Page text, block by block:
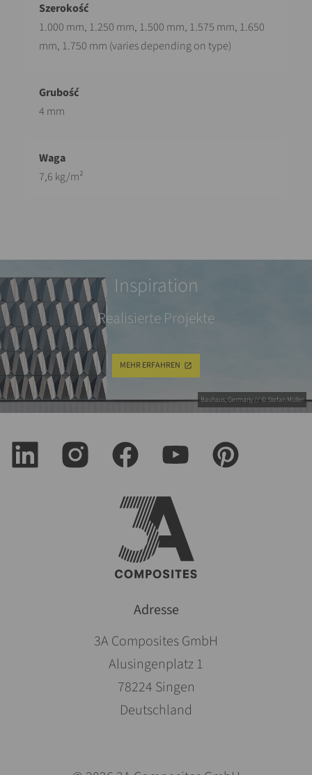
1.000 mm, 1.250 mm, 1.500 mm, 1.575 mm, 1.650
mm, 1.750 mm (varies depending on type)
4 mm
7,6 kg/m²
Bauhaus, Germany // © Stefan Müller
Inspiration
Realisierte Projekte
MEHR ERFAHREN
Adresse
3A Composites GmbH
Alusingenplatz 1
78224 Singen
Deutschland